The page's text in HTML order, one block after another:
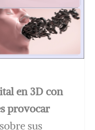
en 3D con
provocar
sus